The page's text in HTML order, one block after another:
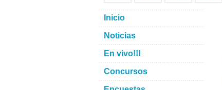
Inicio
Noticias
En vivo!!!
Concursos